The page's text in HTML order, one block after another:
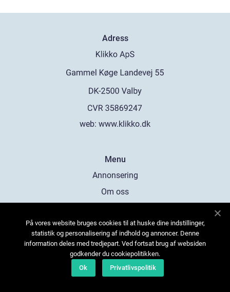
Adress
web: www.klikko.dk
Menu
Annonsering
Om oss
Kontakta oss
Sitemap
På vores website bruges cookies til at huske dine indstillinger,
statistik og personalisering af indhold og annoncer. Denne
information deles med tredjepart. Ved fortsat brug af websiden
godkender du cookiepolitikken.
Ok
Privatlivspolitik